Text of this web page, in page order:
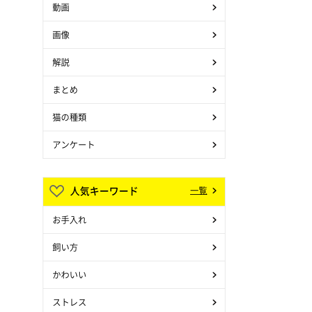
動画
画像
解説
まとめ
猫の種類
アンケート
人気キーワード 一覧
お手入れ
飼い方
かわいい
ストレス